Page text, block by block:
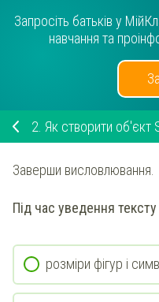
Запросіть батьків у
навчання та
2. Як створити об'єкт
Заверши висловлювання.
Під час уведення
розміри фігур і